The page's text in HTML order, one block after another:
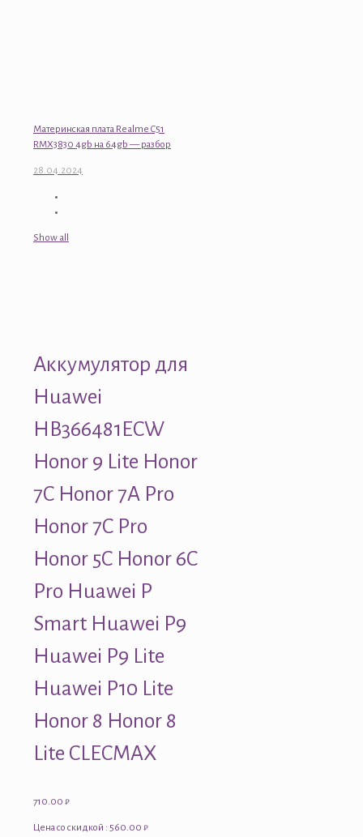
Материнская плата Realme C51
RMX3830 4gb на 64gb — разбор
28.04.2024
Show all
Аккумулятор для
Huawei
HB366481ECW
Honor 9 Lite Honor
7C Honor 7A Pro
Honor 7C Pro
Honor 5C Honor 6C
Pro Huawei P
Smart Huawei P9
Huawei P9 Lite
Huawei P10 Lite
Honor 8 Honor 8
Lite CLECMAX
710.00 ₽
Цена со скидкой : 560.00 ₽